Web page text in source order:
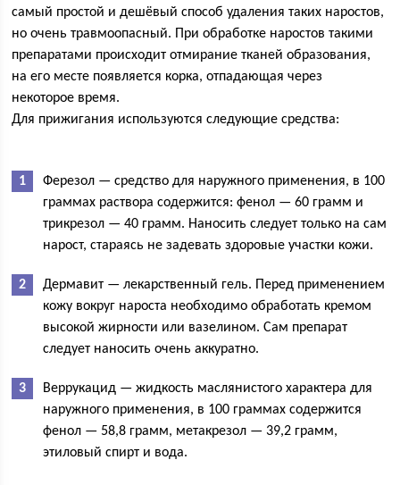
самый простой и дешёвый способ удаления таких наростов,
но очень травмоопасный. При обработке наростов такими
препаратами происходит отмирание тканей образования,
на его месте появляется корка, отпадающая через
некоторое время.
Для прижигания используются следующие средства:
Ферезол — средство для наружного применения, в 100
граммах раствора содержится: фенол — 60 грамм и
трикрезол — 40 грамм. Наносить следует только на сам
нарост, стараясь не задевать здоровые участки кожи.
Дермавит — лекарственный гель. Перед применением
кожу вокруг нароста необходимо обработать кремом
высокой жирности или вазелином. Сам препарат
следует наносить очень аккуратно.
Веррукацид — жидкость маслянистого характера для
наружного применения, в 100 граммах содержится
фенол — 58,8 грамм, метакрезол — 39,2 грамм,
этиловый спирт и вода.